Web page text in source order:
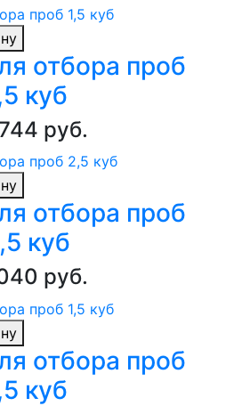
отбора проб
куб
руб.
отбора проб
куб
руб.
отбора проб
куб